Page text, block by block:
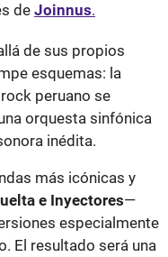
de Joinnus.
de sus propios
esquemas: la
peruano se
orquesta sinfónica
inédita.
más icónicas y
e Inyectores—
especialmente
El resultado será una